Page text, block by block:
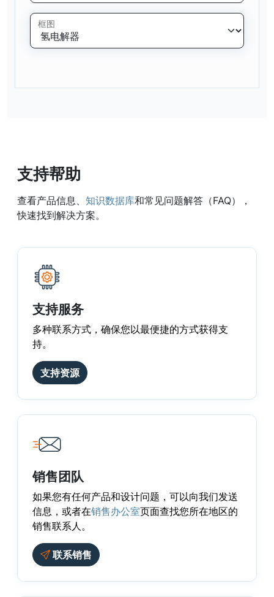
框图
支持帮助
查看产品信息、 知识数据库和常见问题解答（FAQ），
快速找到解决方案。
支持服务
多种联系方式，确保您以最便捷的方式获得支
持。
支持资源
销售团队
如果您有任何产品和设计问题，可以向我们发送
信息，或者在销售办公室页面查找您所在地区的
销售联系人。
联系销售